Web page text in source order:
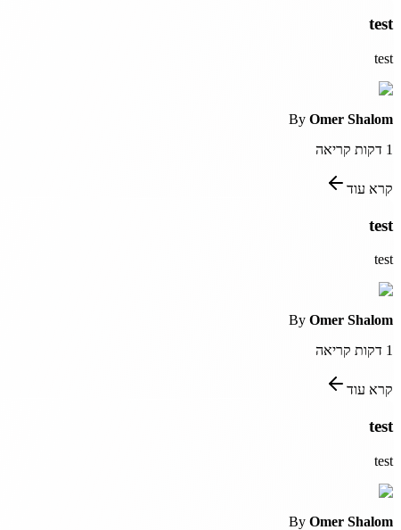
test
test
By Omer Shalom
1 דקות קריאה
קרא עוד
test
test
By Omer Shalom
1 דקות קריאה
קרא עוד
test
test
By Omer Shalom